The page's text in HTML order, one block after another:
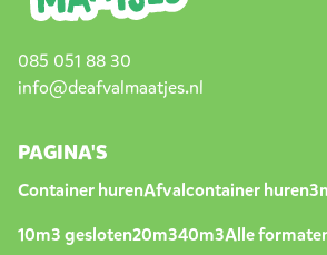
085 051 88 30
info@deafvalmaatjes.nl
PAGINA'S
Container hurenAfvalcontainer huren
10m3 gesloten20m340m3Alle